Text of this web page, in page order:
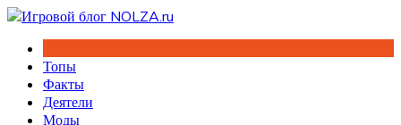
Перейти
содержимому
Топы
Факты
Деятели
Моды